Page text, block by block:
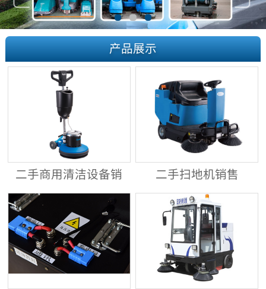
产品展示
二手商用清洁设备销
二手扫地机销售